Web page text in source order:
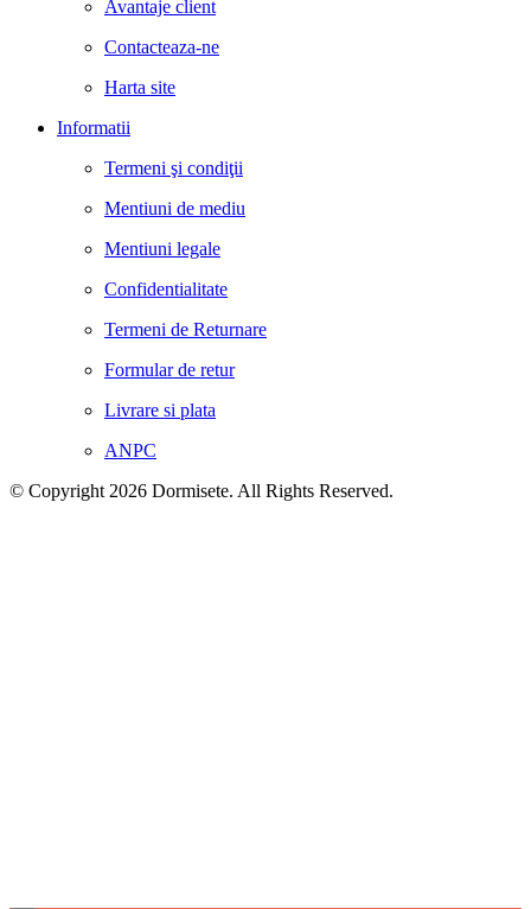
Avantaje client
Contacteaza-ne
Harta site
Informatii
Termeni şi condiţii
Mentiuni de mediu
Mentiuni legale
Confidentialitate
Termeni de Returnare
Formular de retur
Livrare si plata
ANPC
© Copyright 2026 Dormisete. All Rights Reserved.